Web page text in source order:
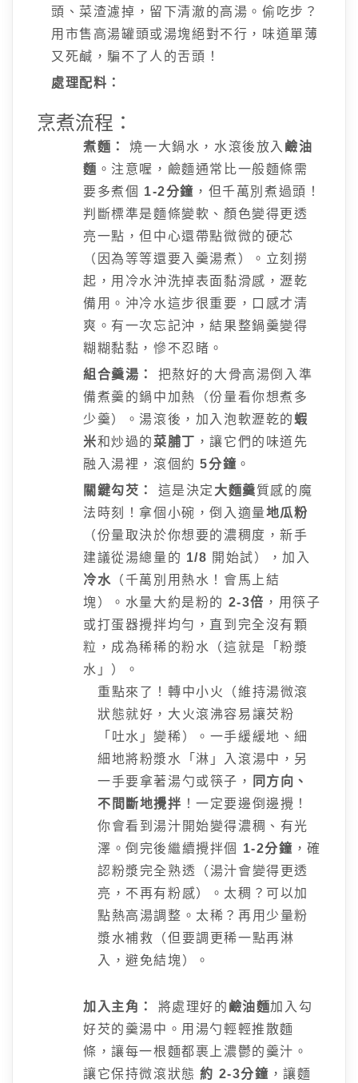
頭、菜渣濾掉，留下清澈的高湯。偷吃步？
用市售高湯罐頭或湯塊絕對不行，味道單薄
又死鹹，騙不了人的舌頭！
處理配料：
烹煮流程：
煮麵： 燒一大鍋水，水滾後放入 鹼油
麵 。注意喔，鹼麵通常比一般麵條需
要多煮個 1-2分鐘 ，但千萬別煮過頭！
判斷標準是麵條變軟、顏色變得更透
亮一點，但中心還帶點微微的硬芯
（因為等等還要入羹湯煮）。立刻撈
起，用冷水沖洗掉表面黏滑感，瀝乾
備用。沖冷水這步很重要，口感才清
爽。有一次忘記沖，結果整鍋羹變得
糊糊黏黏，慘不忍睹。
組合羹湯：
把熬好的大骨高湯倒入準
備煮羹的鍋中加熱（份量看你想煮多
少羹）。湯滾後，加入泡軟瀝乾的蝦
米和炒過的 菜脯丁 ，讓它們的味道先
融入湯裡，滾個約5分鐘 。
關鍵勾芡：
這是決定 大麵羹質感的魔
法時刻！拿個小碗，倒入適量地瓜粉
（份量取決於你想要的濃稠度，新手
建議從湯總量的 1/8 開始試），加入
冷水 （千萬別用熱水！會馬上結
塊）。水量大約是粉的 2-3倍 ，用筷子
或打蛋器攪拌均勻，直到完全沒有顆
粒，成為稀稀的粉水（這就是「粉漿
水」）。
重點來了！轉中小火（維持湯微滾
狀態就好，大火滾沸容易讓芡粉
「吐水」變稀）。一手緩緩地、細
細地將粉漿水「淋」入滾湯中，另
一手要拿著湯勺或筷子，
同方向、
不間斷地攪拌 ！一定要邊倒邊攪！
你會看到湯汁開始變得濃稠、有光
澤。倒完後繼續攪拌個 1-2分鐘 ，確
認粉漿完全熟透（湯汁會變得更透
亮，不再有粉感）。太稠？可以加
點熱高湯調整。太稀？再用少量粉
漿水補救（但要調更稀一點再淋
入，避免結塊）。
加入主角： 將處理好的 鹼油麵加入勾
好芡的羹湯中。用湯勺輕輕推散麵
條，讓每一根麵都裹上濃鬱的羹汁。
讓它保持微滾狀態約 2-3分鐘 ，讓麵